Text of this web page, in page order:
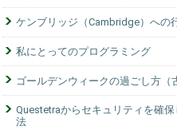
ケンブリッジ（Cambridge）への
私にとってのプログラミング
ゴールデンウィークの過ごし方（
Questetraからセキュリティを確
法